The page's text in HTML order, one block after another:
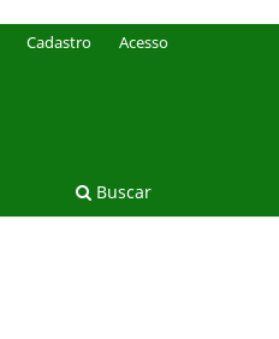
Buscar
Cadastro Acesso